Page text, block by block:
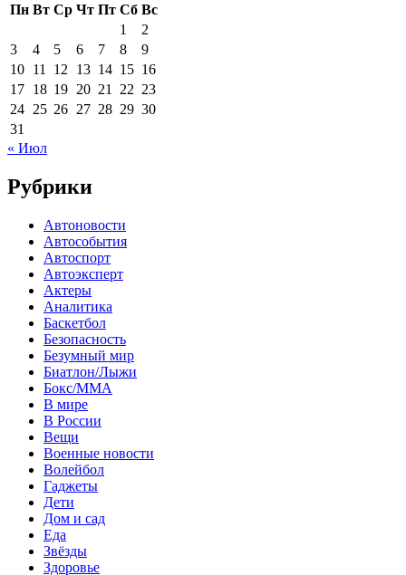
Пн Вт Ср Чт Пт Сб Вс
1
2
3
4 5 6 7 8
9
10 11 12 13 14 15 16
17 18 19 20 21 22 23
24 25 26 27 28 29 30
31
« Июл
Рубрики
Автоновости
Автособытия
Автоспорт
Автоэксперт
Актеры
Аналитика
Баскетбол
Безопасность
Безумный мир
Биатлон/Лыжи
Бокс/MMA
В мире
В России
Вещи
Военные новости
Волейбол
Гаджеты
Дети
Дом и сад
Еда
Звёзды
Здоровье